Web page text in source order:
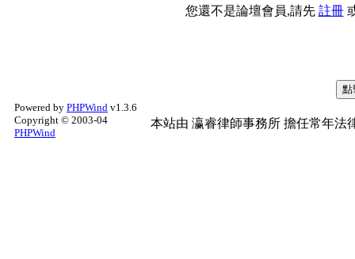
您還不是論壇會員,請先 註冊
Powered by PHPWind v1.3.6
Copyright © 2003-04
PHPWind
本站由 瀛睿律師事務所 擔任常年法